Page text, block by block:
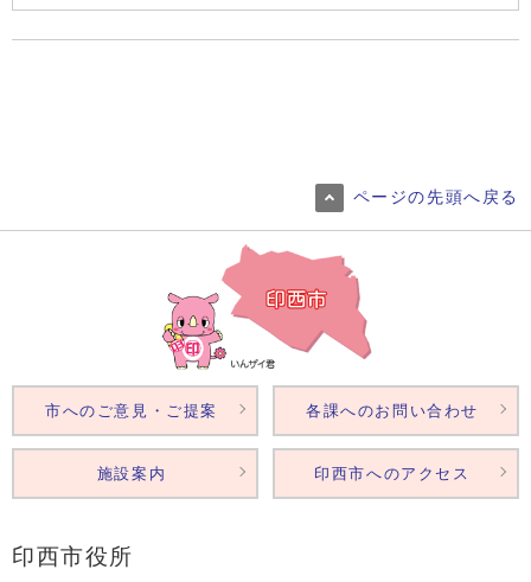
ページの先頭へ戻る
印西市役所
市へのご意見・ご提案 各課へのお問い合わせ
施設案内 印西市へのアクセス